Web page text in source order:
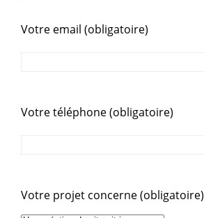
Votre email (obligatoire)
Votre téléphone (obligatoire)
Votre projet concerne (obligatoire)